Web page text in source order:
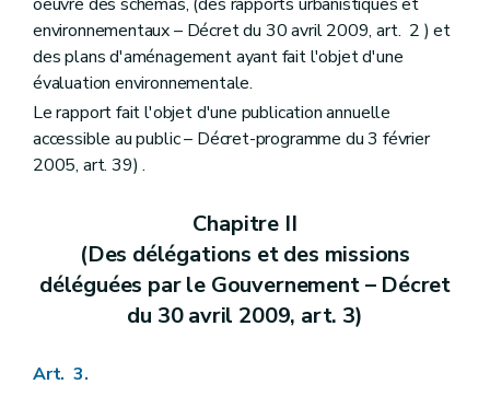
Art. 62
Art. 63
Art. 64
Art. 65
Art. 66
Art. 67
Art. 68
Art. 69
Art. 70
Du remembrement et du relotissement
Art. 73
Art. 74
Art. 75
Des règlements d'urbanisme
environnementaux – Décret du 30 avril 2009, art. 2 ) et
des plans d'aménagement ayant fait l'objet d'une
évaluation environnementale.
Le rapport fait l'objet d'une publication annuelle
accessible au public – Décret-programme du 3 février
2005, art. 39) .
Chapitre II
(Des délégations et des missions
déléguées par le Gouvernement – Décret
du 30 avril 2009, art. 3)
Art. 3.